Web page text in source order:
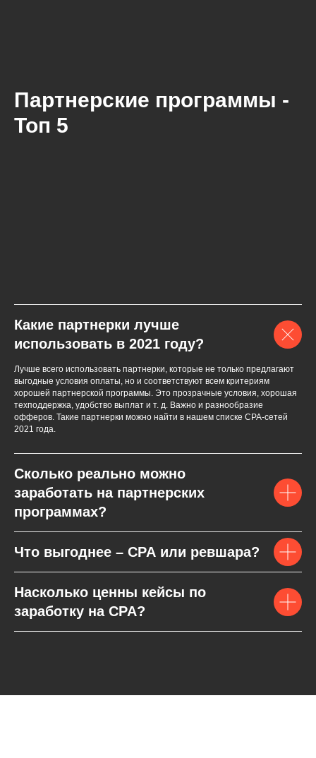
Партнерские программы -
Топ 5
Какие партнерки лучше
использовать в 2021 году?
Лучше всего использовать партнерки, которые не только предлагают
выгодные условия оплаты, но и соответствуют всем критериям
хорошей партнерской программы. Это прозрачные условия, хорошая
техподдержка, удобство выплат и т. д. Важно и разнообразие
офферов. Такие партнерки можно найти в нашем списке СPA-сетей
2021 года.
Сколько реально можно
заработать на партнерских
программах?
Что выгоднее – CPA или ревшара?
Насколько ценны кейсы по
заработку на CPA?